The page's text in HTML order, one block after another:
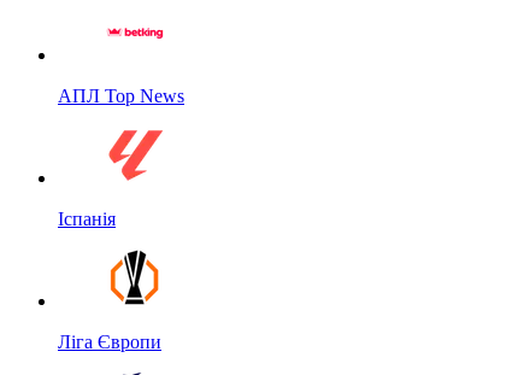
АПЛ Top News
Іспанія
Ліга Європи